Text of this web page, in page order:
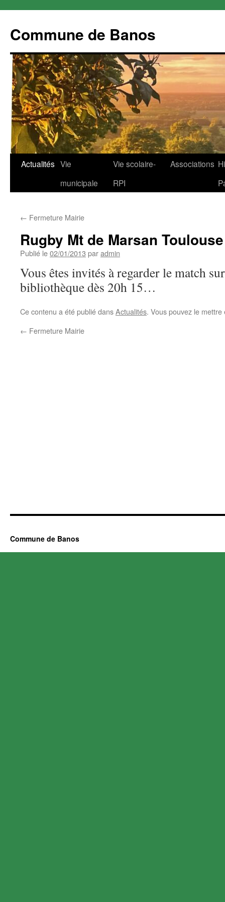
Commune de Banos
Aller
Actualités Vie
municipale
Vie scolaire-
RPI
Associations
← Fermeture Mairie
Rugby Mt de Marsan Toulouse
Publié le02/01/2013 paradmin
Vous êtes invités à regarder le match
bibliothèque dès 20h 15…
Ce contenu a été publié dansActualités. Vous pouvez le
← Fermeture Mairie
Commune de Banos